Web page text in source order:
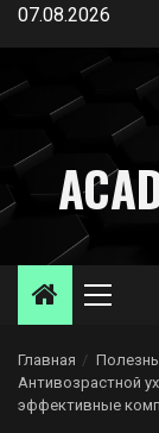
Перейти
содержимому
07.08.2026
Главная
Антивозрастной
эффективные